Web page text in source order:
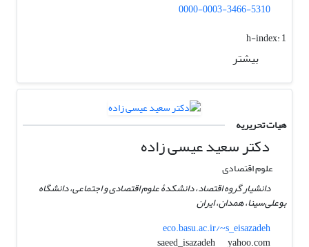
0000-0003-3466-5310
h-index:1
بیشتر
هیات تحریریه
دکتر سعید عیسی زاده
علوم اقتصادی
دانشیار گروه اقتصاد، دانشکدۀ علوم اقتصادی و اجتماعی، دانشگاه
بوعلی‌سینا، همدان، ایران
eco.basu.ac.ir/~s_eisazadeh
saeed_isazadeh
yahoo.com